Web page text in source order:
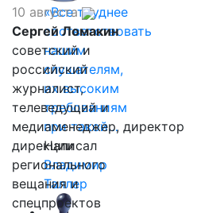
«Все труднее
соответствовать
нашим
слушателям,
их высоким
требованиям
при такой…
Написал
Владимир
Таллер
10 августа
Сергей Ломакин
советский и
российский
журналист,
телеведущий и
медиаменеджер, директор
дирекции
регионального
вещания и
спецпроектов